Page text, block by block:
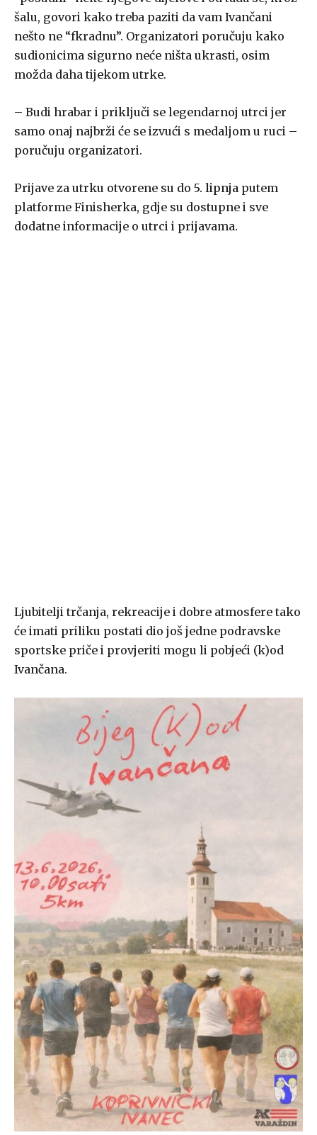
šalu, govori kako treba paziti da vam Ivančani
nešto ne “fkradnu”. Organizatori poručuju kako
sudionicima sigurno neće ništa ukrasti, osim
možda daha tijekom utrke.
– Budi hrabar i priključi se legendarnoj utrci jer
samo onaj najbrži će se izvući s medaljom u ruci –
poručuju organizatori.
Prijave za utrku otvorene su do 5. lipnja putem
platforme Finisherka, gdje su dostupne i sve
dodatne informacije o utrci i prijavama.
Ljubitelji trčanja, rekreacije i dobre atmosfere tako
će imati priliku postati dio još jedne podravske
sportske priče i provjeriti mogu li pobjeći (k)od
Ivančana.